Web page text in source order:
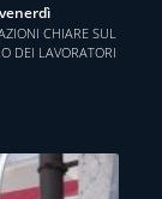
CHIARE SUL
DEI LAVORATORI